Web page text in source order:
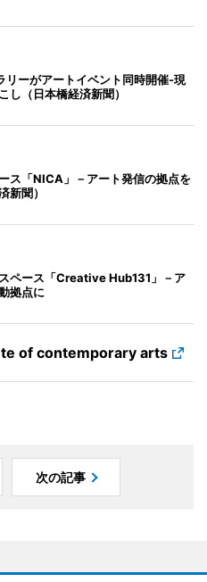
リーがアートイベント同時開催‐現
し（日本橋経済新聞）
ス「NICA」－アート発信の拠点を
新聞）
ペース「Creative Hub131」－ア
拠点に
of contemporary arts
次の記事